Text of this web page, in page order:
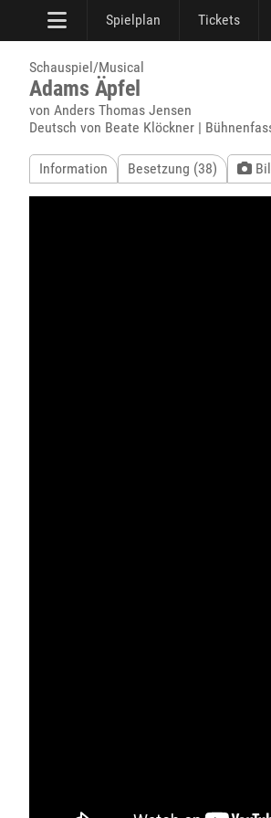
Spielplan Tickets
Schauspiel/Musical
Adams Äpfel
von Anders Thomas Jensen
Deutsch von Beate Klöckner |
Information Besetzung (38)